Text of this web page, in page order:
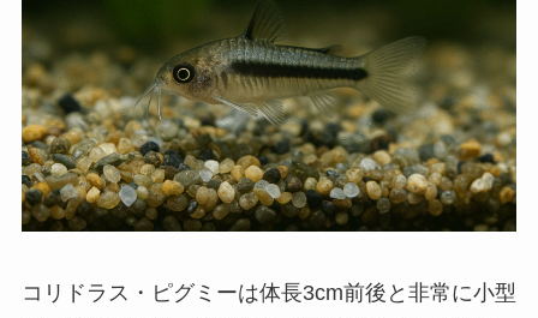
コリドラス・ピグミーは体長3cm前後と非常に小型